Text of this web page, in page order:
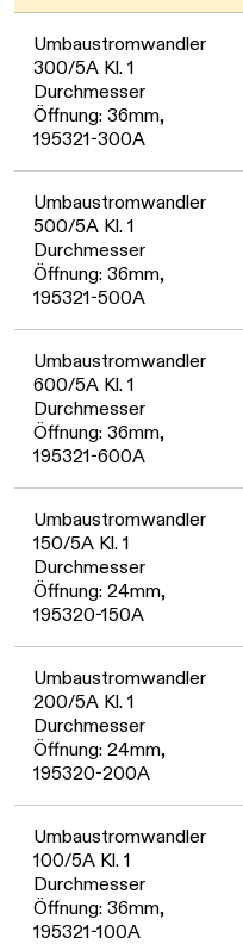
Umbaustromwandler
300/5A Kl. 1
Durchmesser
Öffnung: 36mm,
195321-300A
Umbaustromwandler
500/5A Kl. 1
Durchmesser
Öffnung: 36mm,
195321-500A
Umbaustromwandler
600/5A Kl. 1
Durchmesser
Öffnung: 36mm,
195321-600A
Umbaustromwandler
150/5A Kl. 1
Durchmesser
Öffnung: 24mm,
195320-150A
Umbaustromwandler
200/5A Kl. 1
Durchmesser
Öffnung: 24mm,
195320-200A
Umbaustromwandler
100/5A Kl. 1
Durchmesser
Öffnung: 36mm,
195321-100A